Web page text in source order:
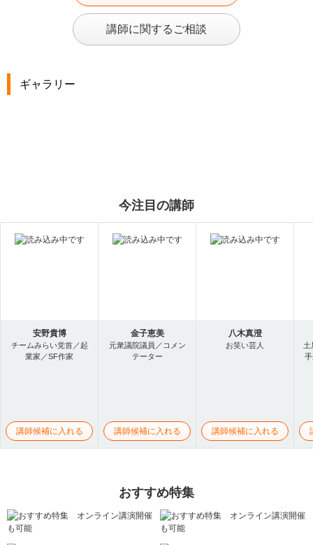
講師に関するご相談
ギャラリー
今注目の講師
安野貴博
チームみらい党首／起
業家／SF作家
講師候補に入れる
金子恵美
元衆議院議員／コメン
テーター
講師候補に入れる
八木真澄
お笑い芸人
講師候補に入れる
土
おすすめ特集